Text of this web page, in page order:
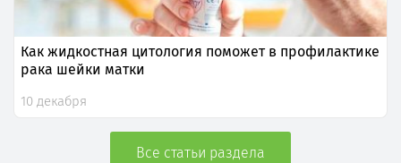
Как жидкостная цитология поможет в профилактике
рака шейки матки
10 декабря
Все статьи раздела